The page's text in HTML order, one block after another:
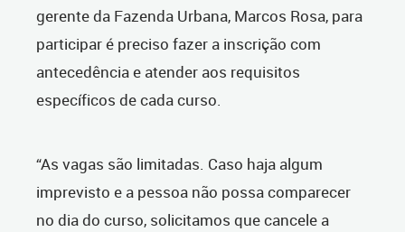
gerente da Fazenda Urbana, Marcos Rosa, para
participar é preciso fazer a inscrição com
antecedência e atender aos requisitos
específicos de cada curso.
“As vagas são limitadas. Caso haja algum
imprevisto e a pessoa não possa comparecer
no dia do curso, solicitamos que cancele a